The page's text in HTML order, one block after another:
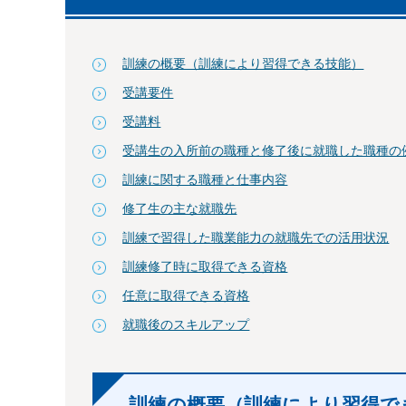
訓練の概要（訓練により習得できる技能）
受講要件
受講料
受講生の入所前の職種と修了後に就職した職種の
訓練に関する職種と仕事内容
修了生の主な就職先
訓練で習得した職業能力の就職先での活用状況
訓練修了時に取得できる資格
任意に取得できる資格
就職後のスキルアップ